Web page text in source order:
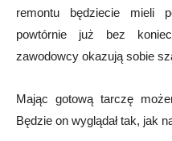
remontu będziecie mieli
powtórnie już bez
zawodowcy okazują sobie
Mając gotową tarczę
Będzie on wyglądał tak, jak